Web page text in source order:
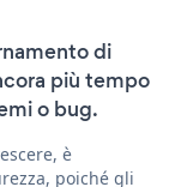
di
più tempo
o bug.
è
poiché gli